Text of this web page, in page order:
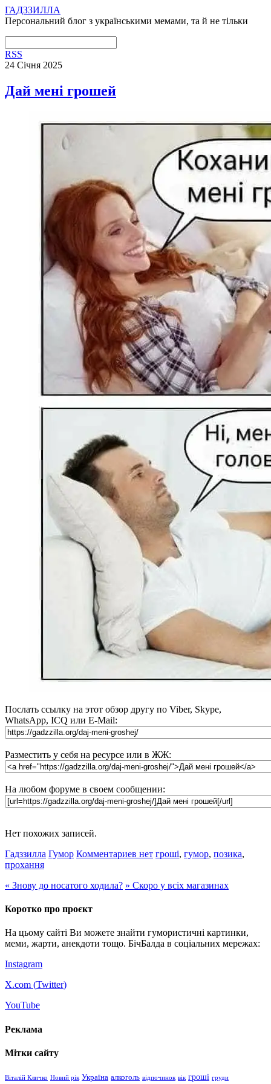
ГАДЗЗИЛЛА
Персональний блог з українськими мемами, та й не тільки
RSS
24 Січня 2025
Дай мені грошей
Послать ссылку на этот обзор другу по Viber, Skype,
WhatsApp, ICQ или E-Mail:
Разместить у себя на ресурсе или в ЖЖ:
На любом форуме в своем сообщении:
Нет похожих записей.
Гадззилла Гумор Комментариев нет гроші, гумор, позика,
прохання
« Знову до носатого ходила? » Скоро у всіх магазинах
Коротко про проєкт
На цьому сайті Ви можете знайти гумористичні картинки,
меми, жарти, анекдоти тощо. БічБалда в соціальних мережах:
Instagram
X.com (Twitter)
YouTube
Реклама
Мітки сайту
Віталій Кличко Новий рік Україна алкоголь відпочинок вік гроші груди